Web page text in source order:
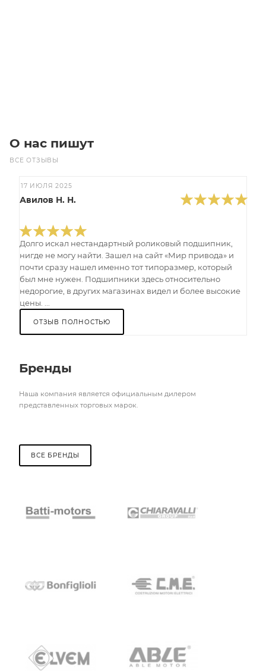
О нас пишут
ВСЕ ОТЗЫВЫ
17 ИЮЛЯ 2025
Авилов Н. Н.
Долго искал нестандартный роликовый подшипник,
нигде не могу найти. Зашел на сайт «Мир привода» и
почти сразу нашел именно тот типоразмер, который
был мне нужен. Подшипники здесь относительно
недорогие, в других магазинах видел и более высокие
цены. ...
ОТЗЫВ ПОЛНОСТЬЮ
Бренды
Наша компания является официальным дилером
представленных торговых марок.
ВСЕ БРЕНДЫ